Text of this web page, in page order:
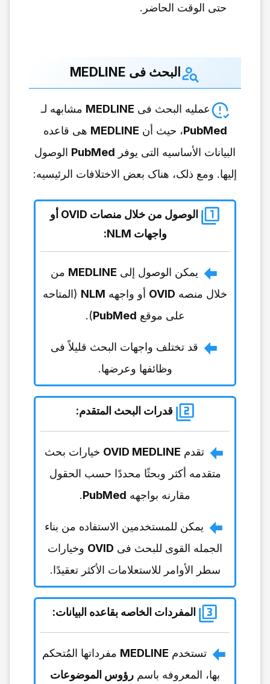
حتى الوقت الحاضر.
البحث فی MEDLINE
عملیه البحث فی MEDLINE مشابهه لـ
PubMed، حیث أن MEDLINE هی قاعده
البیانات الأساسیه التی یوفر PubMed الوصول
إلیها. ومع ذلک، هناک بعض الاختلافات الرئیسیه:
الوصول من خلال منصات OVID أو
واجهات NLM
:
یمکن الوصول إلى MEDLINE من
خلال منصه OVID أو واجهه NLM (المتاحه
على موقع PubMed
).
قد تختلف واجهات البحث قلیلاً فی
وظائفها وعرضها.
قدرات البحث المتقدم:
تقدم OVID MEDLINE خیارات بحث
متقدمه أکثر وبحثًا محددًا حسب الحقول
مقارنه بواجهه PubMed
.
یمکن للمستخدمین الاستفاده من بناء
الجمله القوی للبحث فی OVID وخیارات
سطر الأوامر للاستعلامات الأکثر تعقیدًا.
المفردات الخاصه بقاعده البیانات:
تستخدم MEDLINE مفرداتها المُتحکم
بها، المعروفه باسم رؤوس الموضوعات